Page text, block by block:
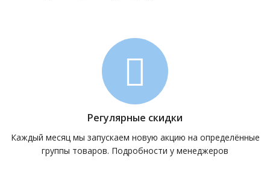
Регулярные скидки
Каждый месяц мы запускаем новую акцию на определённые
группы товаров. Подробности у менеджеров